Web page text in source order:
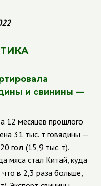
и свинины —
12 месяцев прошлого
31 тыс. т говядины —
год (15,9 тыс. т).
мяса стал Китай, куда
в 2,3 раза больше,